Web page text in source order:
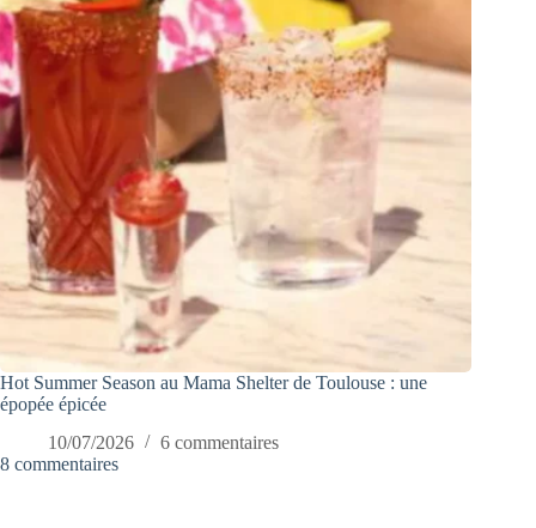
Hot Summer Season au Mama Shelter de Toulouse : une
épopée épicée
10/07/2026
6 commentaires
8 commentaires